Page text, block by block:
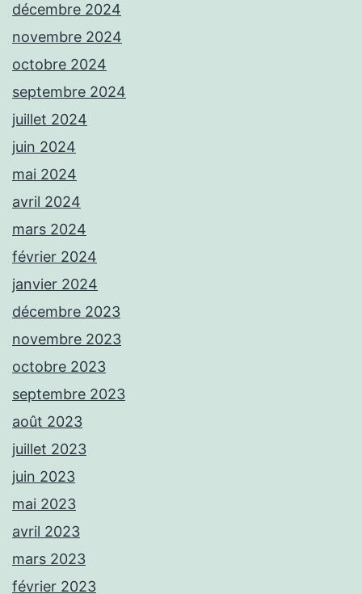
décembre 2024
novembre 2024
octobre 2024
septembre 2024
juillet 2024
juin 2024
mai 2024
avril 2024
mars 2024
février 2024
janvier 2024
décembre 2023
novembre 2023
octobre 2023
septembre 2023
août 2023
juillet 2023
juin 2023
mai 2023
avril 2023
mars 2023
février 2023